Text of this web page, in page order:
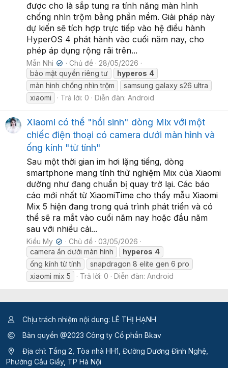
được cho là sắp tung ra tính năng màn hình
chống nhìn trộm bằng phần mềm. Giải pháp này
dự kiến sẽ tích hợp trực tiếp vào hệ điều hành
HyperOS 4 phát hành vào cuối năm nay, cho
phép áp dụng rộng rãi trên...
Mẫn Nhi ✔ Chủ đề
28/05/2026
bảo mật quyền riêng tư
hyperos 4
màn hình chống nhìn trộm
samsung galaxy s26 ultra
xiaomi
Trả lời: 0 Diễn đàn: Android
Xiaomi có thể "hồi sinh" dòng Mix với một
chiếc điện thoại có camera dưới màn hình và
ống kính "từ tính"
Sau một thời gian im hơi lặng tiếng, dòng
smartphone mang tính thử nghiệm Mix của Xiaomi
dường như đang chuẩn bị quay trở lại. Các báo
cáo mới nhất từ XiaomiTime cho thấy mẫu Xiaomi
Mix 5 hiện đang trong quá trình phát triển và có
thể sẽ ra mắt vào cuối năm nay hoặc đầu năm
sau với nhiều cải...
Kiều My ✔ Chủ đề
03/05/2026
camera ẩn dưới màn hình
hyperos 4
ống kính từ tính
snapdragon 8 elite gen 6 pro
xiaomi mix 5
Trả lời: 0 Diễn đàn: Android
Chịu trách nhiệm nội dung: LÊ THỊ HẠNH
Bản quyền @2023 Công ty Cổ phần Bkav
Địa chỉ: Tầng 2, Tòa nhà HH1, Đường Dương Đình Nghệ,
Phường Cầu Giấy, TP Hà Nội